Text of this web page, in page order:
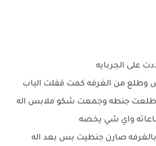
على الجربايه
وطلع من الغرفه كمت قفلت الباب
طلعت جنطه وجمعت شكو ملابس اله
واي شي يخصه
صارن جنطيت بس بعد اله